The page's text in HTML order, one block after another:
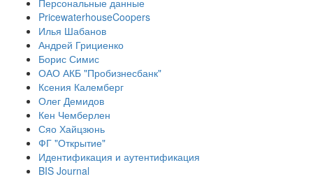
Персональные данные
PricewaterhouseCoopers
Илья Шабанов
Андрей Грициенко
Борис Симис
ОАО АКБ "Пробизнесбанк"
Ксения Калемберг
Олег Демидов
Кен Чемберлен
Сяо Хайцзюнь
ФГ "Открытие"
Идентификация и аутентификация
BIS Journal